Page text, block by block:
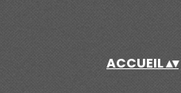
ACCUEIL▴▾